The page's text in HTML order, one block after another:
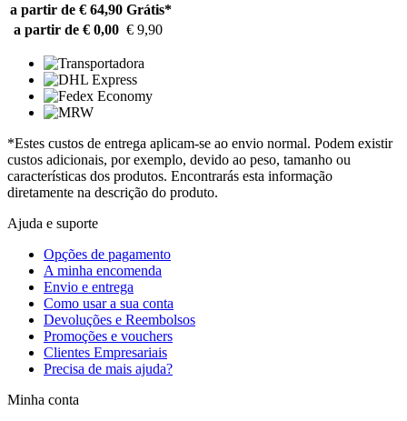
a partir de € 64,90 Grátis*
a partir de € 0,00 € 9,90
*Estes custos de entrega aplicam-se ao envio normal. Podem existir
custos adicionais, por exemplo, devido ao peso, tamanho ou
características dos produtos. Encontrarás esta informação
diretamente na descrição do produto.
Ajuda e suporte
Opções de pagamento
A minha encomenda
Envio e entrega
Como usar a sua conta
Devoluções e Reembolsos
Promoções e vouchers
Clientes Empresariais
Precisa de mais ajuda?
Minha conta